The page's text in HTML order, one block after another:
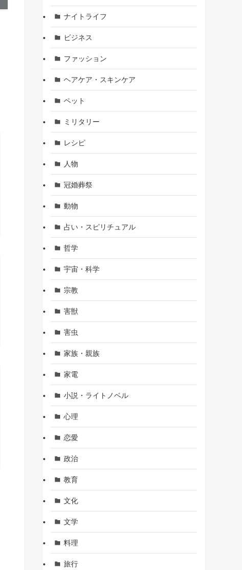
ナイトライフ
ビジネス
ファッション
ヘアケア・スキンケア
ペット
ミリタリー
レシピ
人物
冠婚葬祭
動物
占い・スピリチュアル
哲学
宇宙・科学
宗教
害獣
害虫
家族・親族
家電
小説・ライトノベル
心理
恋愛
政治
教育
文化
文学
料理
旅行